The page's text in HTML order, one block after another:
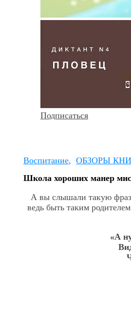
Подписаться
Воспитание, ОБЗОРЫ
Школа хороших манер
А вы слышали такую
ведь быть таким
«А